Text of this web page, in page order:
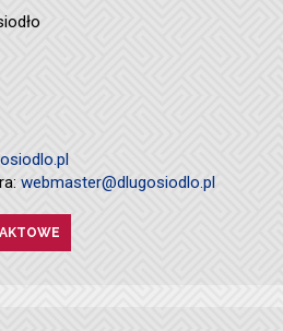
webmaster@dlugosiodlo.pl